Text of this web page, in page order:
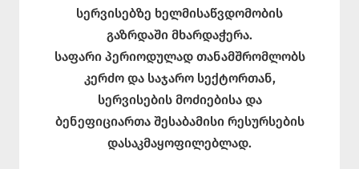
სერვისებზე ხელმისაწვდომობის
გაზრდაში მხარდაჭერა.
საფარი პერიოდულად თანამშრომლობს
კერძო და საჯარო სექტორთან,
სერვისების მოძიებისა და
ბენეფიციართა შესაბამისი რესურსების
დასაკმაყოფილებლად.